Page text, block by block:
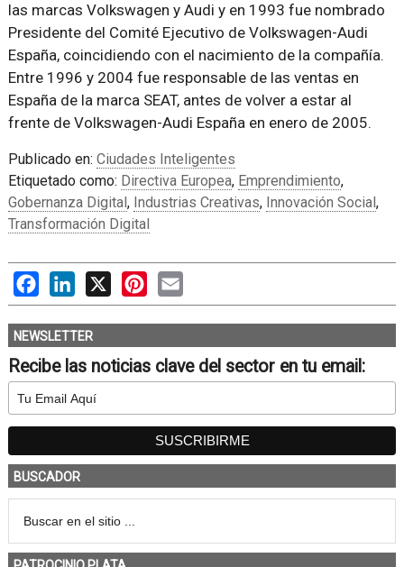
las marcas Volkswagen y Audi y en 1993 fue nombrado
Presidente del Comité Ejecutivo de Volkswagen-Audi
España, coincidiendo con el nacimiento de la compañía.
Entre 1996 y 2004 fue responsable de las ventas en
España de la marca SEAT, antes de volver a estar al
frente de Volkswagen-Audi España en enero de 2005.
Publicado en: Ciudades Inteligentes
Etiquetado como: Directiva Europea, Emprendimiento,
Gobernanza Digital, Industrias Creativas, Innovación Social,
Transformación Digital
FacebookLinkedIn
X PinterestEmail
NEWSLETTER
Recibe las noticias clave del sector en tu email:
BUSCADOR